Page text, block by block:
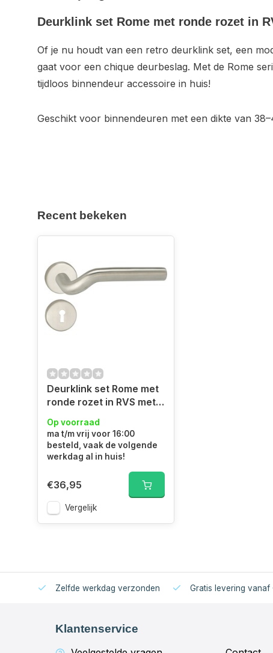
Deurklink set Rome met ronde rozet in
Of je nu houdt van een retro deurklink set, een
gaat voor een chique deurbeslag. Met de Rome
tijdloos binnendeur accessoire in huis!
Geschikt voor binnendeuren met een dikte van
Recent bekeken
Deurklink set Rome met
ronde rozet in RVS met
Op voorraad
ma t/m vrij voor 16:00
besteld, vaak de volgende
werkdag al in huis!
€36,95
Vergelijk
Zelfde werkdag verzonden Gratis levering
Klantenservice